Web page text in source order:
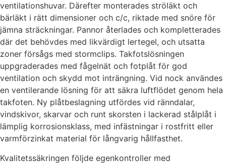
ventilationshuvar. Därefter monterades ströläkt och
bärläkt i rätt dimensioner och c/c, riktade med snöre för
jämna sträckningar. Pannor återlades och kompletterades
där det behövdes med likvärdigt lertegel, och utsatta
zoner försågs med stormclips. Takfotslösningen
uppgraderades med fågelnät och fotplåt för god
ventilation och skydd mot inträngning. Vid nock användes
en ventilerande lösning för att säkra luftflödet genom hela
takfoten. Ny plåtbeslagning utfördes vid ränndalar,
vindskivor, skarvar och runt skorsten i lackerad stålplåt i
lämplig korrosionsklass, med infästningar i rostfritt eller
varmförzinkat material för långvarig hållfasthet.
Kvalitetssäkringen följde egenkontroller med